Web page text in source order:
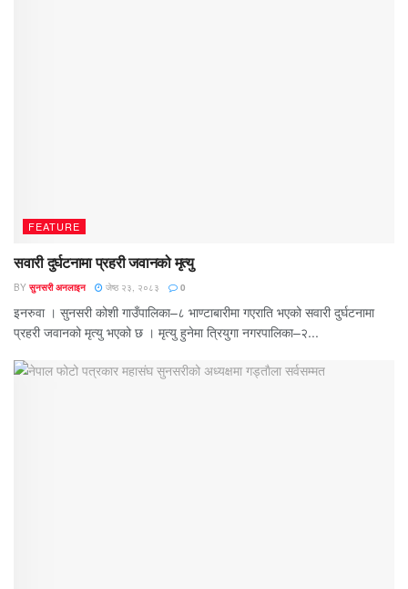
FEATURE
सवारी दुर्घटनामा प्रहरी जवानको मृत्यु
BY सुनसरी अनलाइन जेष्ठ २३, २०८३ 0
इनरुवा । सुनसरी कोशी गाउँपालिका–८ भाण्टाबारीमा गएराति भएको सवारी दुर्घटनामा
प्रहरी जवानको मृत्यु भएको छ । मृत्यु हुनेमा त्रियुगा नगरपालिका–२...